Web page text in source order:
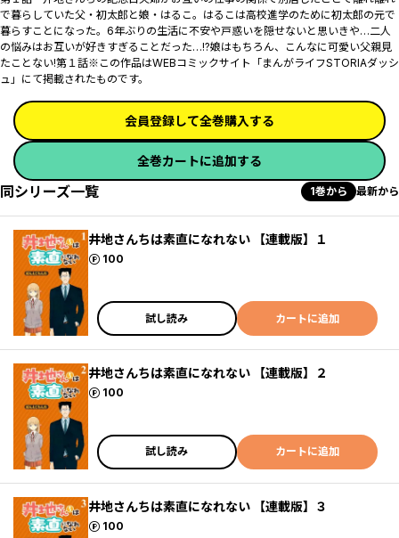
で暮らしていた父・初太郎と娘・はるこ。はるこは高校進学のために初太郎の元で
暮らすことになった。6年ぶりの生活に不安や戸惑いを隠せないと思いきや…二人
の悩みはお互いが好きすぎることだった…!?娘はもちろん、こんなに可愛い父親見
たことない!第１話※この作品はWEBコミックサイト「まんがライフSTORIAダッシ
ュ」にて掲載されたものです。
会員登録して全巻購入する
全巻カートに追加する
同シリーズ一覧 1巻から 最新から
井地さんちは素直になれない 【連載版】１
100
ポイント
試し読み カートに追加
井地さんちは素直になれない 【連載版】２
100
ポイント
試し読み カートに追加
井地さんちは素直になれない 【連載版】３
100
ポイント